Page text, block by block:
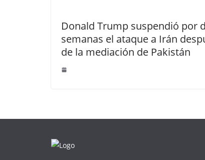
Donald Trump suspendió por
semanas el ataque a Irán
de la mediación de Pakistán